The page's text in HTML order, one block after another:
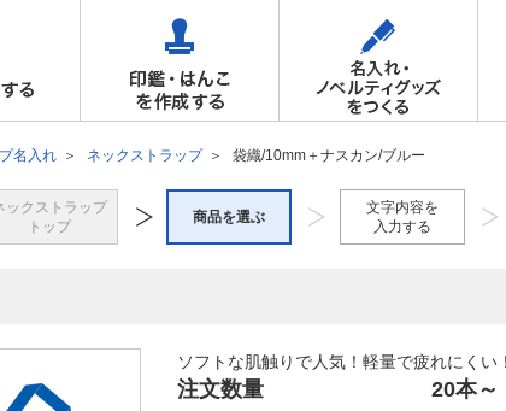
名入れ ネックストラップ 袋織/10mm＋ナスカン/ブルー
ックストラップ
トップ
商品を選ぶ
文字内容を
入力する
ソフトな肌触りで人気！軽量で疲れにくい！
注文数量 20本～